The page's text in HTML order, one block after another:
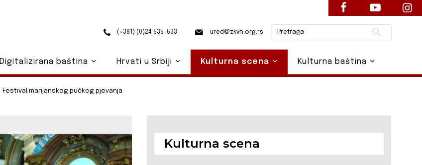
Festival marijanskog pučkog pjevanja
Kulturna scena
(+381) (0)24 535-533 ured@zkvh.org.rs Pretraži
Digitalizirana baština Hrvati u Srbiji Kulturna scena Kulturna baština